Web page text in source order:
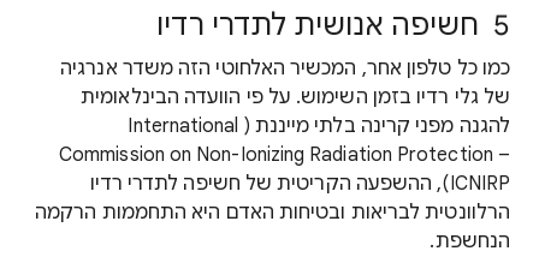
5 חשיפה אנושית לתדרי רדיו
כמו כל טלפון אחר, המכשיר האלחוטי הזה משדר אנרגיה
של גלי רדיו בזמן השימוש. על פי הוועדה הבינלאומית
להגנה מפני קרינה בלתי מייננת ( International
Commission on Non-Ionizing Radiation Protection –
ICNIRP), ההשפעה הקריטית של חשיפה לתדרי רדיו
הרלוונטית לבריאות ובטיחות האדם היא התחממות הרקמה
הנחשפת.